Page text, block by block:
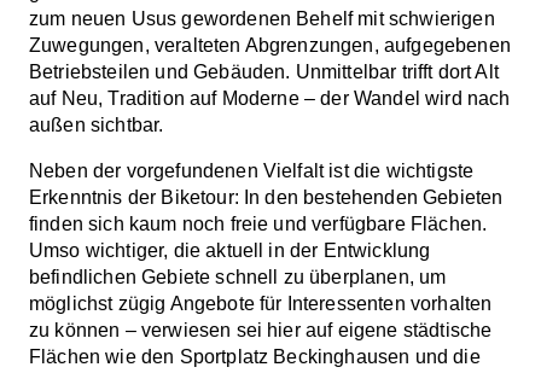
zum neuen Usus gewordenen Behelf mit schwierigen
Zuwegungen, veralteten Abgrenzungen, aufgegebenen
Betriebsteilen und Gebäuden. Unmittelbar trifft dort Alt
auf Neu, Tradition auf Moderne – der Wandel wird nach
außen sichtbar.
Neben der vorgefundenen Vielfalt ist die wichtigste
Erkenntnis der Biketour: In den bestehenden Gebieten
finden sich kaum noch freie und verfügbare Flächen.
Umso wichtiger, die aktuell in der Entwicklung
befindlichen Gebiete schnell zu überplanen, um
möglichst zügig Angebote für Interessenten vorhalten
zu können – verwiesen sei hier auf eigene städtische
Flächen wie den Sportplatz Beckinghausen und die